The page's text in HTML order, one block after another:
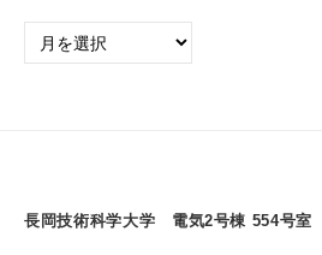
過
ブ
長岡技術科学大学 電気2号棟 554号室